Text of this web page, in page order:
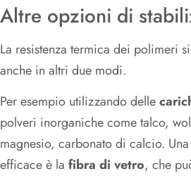
Altre opzioni di
La resistenza termica dei polimeri
anche in altri due modi.
Per esempio utilizzando delle
polveri inorganiche come talco,
magnesio, carbonato di calcio.
efficace è la fibra di vetro, che